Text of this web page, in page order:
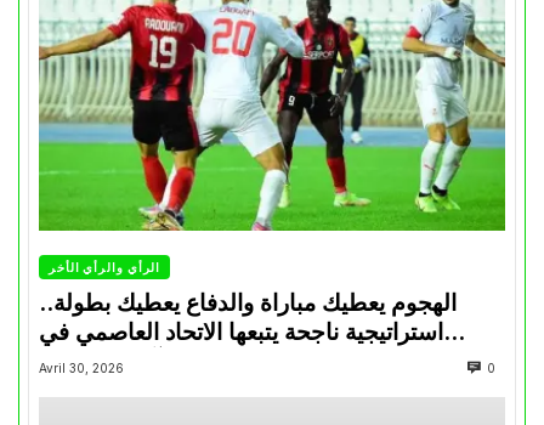
الرأي والرأي الأخر
الهجوم يعطيك مباراة والدفاع يعطيك بطولة..
استراتيجية ناجحة يتبعها الاتحاد العاصمي في
تتويجاته آخر السنوات
Avril 30, 2026 0